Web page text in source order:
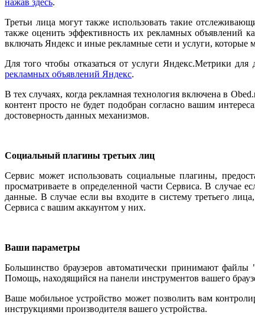
Третьи лица могут также использовать такие
также оценить эффективность их рекламных объявлений
включать Яндекс и иные рекламные сети и услуги, которые
Для того чтобы отказаться от услуги Яндекс.Метрики
рекламных объявлений Яндекс.
В тех случаях, когда рекламная технология включена в
контент просто не будет подобран согласно вашим
достоверность данных механизмов.
Социальный плагины третьих лиц
Сервис может использовать социальные плагины,
просматриваете в определенной части Сервиса. В случае
данные. В случае если вы входите в систему третьего
Сервиса с вашим аккаунтом у них.
Ваши параметры
Большинство браузеров автоматически принимают
Помощь, находящийся на панели инструментов вашего
Ваше мобильное устройство может позволить вам
инструкциями производителя вашего устройства.